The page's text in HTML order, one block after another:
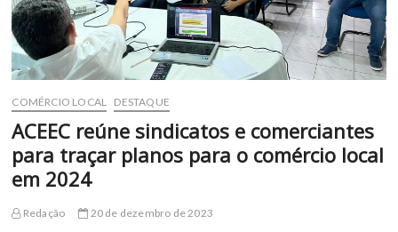
Euclides
Cunha
esse
2024
COMÉRCIO LOCAL DESTAQUE
ACEEC reúne sindicatos e comerciantes
para traçar planos para o comércio local
em 2024
Redação 20 de dezembro de 2023